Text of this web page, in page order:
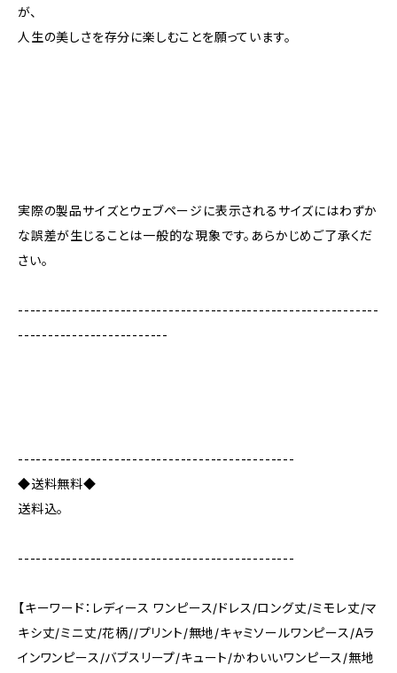
が、
人生の美しさを存分に楽しむことを願っています。
実際の製品サイズとウェブページに表示されるサイズにはわずか
な誤差が生じることは一般的な現象です。あらかじめご了承くだ
さい。
------------------------------------------------------------
-------------------------
----------------------------------------------
◆送料無料◆
送料込。
----------------------------------------------
【キーワード：レディース ワンピース/ドレス/ロング丈/ミモレ丈/マ
キシ丈/ミニ丈/花柄//プリント/無地/キャミソールワンピース/Aラ
インワンピース/バブスリープ/キュート/かわいいワンピース/無地